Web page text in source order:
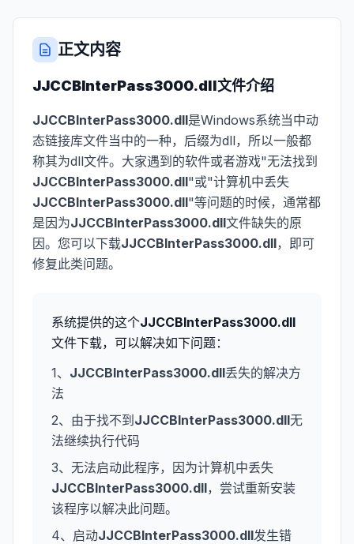
正文内容
JJCCBInterPass3000.dll文件介绍
JJCCBInterPass3000.dll是Windows系统当中动
态链接库文件当中的一种，后缀为dll，所以一般都
称其为dll文件。大家遇到的软件或者游戏"无法找到
JJCCBInterPass3000.dll"或"计算机中丢失
JJCCBInterPass3000.dll"等问题的时候，通常都
是因为JJCCBInterPass3000.dll文件缺失的原
因。您可以下载JJCCBInterPass3000.dll，即可
修复此类问题。
系统提供的这个JJCCBInterPass3000.dll
文件下载，可以解决如下问题：
1、 JJCCBInterPass3000.dll丢失的解决方
法
2、由于找不到 JJCCBInterPass3000.dll无
法继续执行代码
3、无法启动此程序，因为计算机中丢失
JJCCBInterPass3000.dll，尝试重新安装
该程序以解决此问题。
4、启动JJCCBInterPass3000.dll发生错